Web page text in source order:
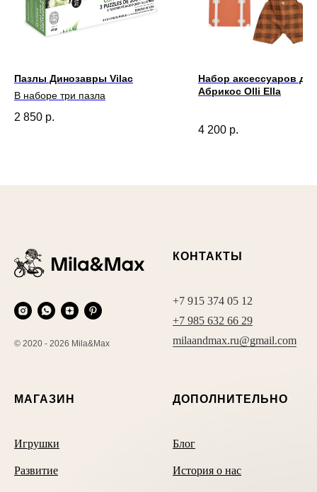
Пазлы Динозавры Vilac
В наборе три пазла
2 850 р.
Набор аксессуаров
Абрикос Olli Ella
4 200 р.
© 2020 - 2026 Mila&Max
КОНТАКТЫ
+7 915 374 05 12
+7 985 632 66 29
milaandmax.ru@gmail.com
МАГАЗИН
Игрушки
Развитие
ДОПОЛНИТЕЛЬНО
Блог
История о нас